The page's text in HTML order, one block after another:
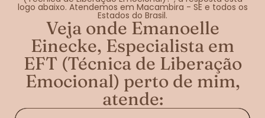
logo abaixo. Atendemos em Macambira - SE e todos os
Estados do Brasil.
Veja onde Emanoelle
Einecke, Especialista em
EFT (Técnica de Liberação
Emocional) perto de mim,
atende: